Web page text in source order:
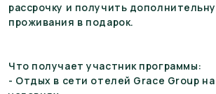
рассрочку и получить
проживания в подарок.
Что получает участник программы:
- Отдых в сети отелей Grace Group